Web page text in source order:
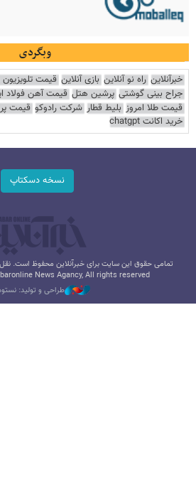
وبگردی
خبرآنلاین راه نو آنلاین بازی آنلاین قیمت
جراح بینی گوشتی پرشین هتل قیمت آهن فولاد
قیمت طلا امروز بلیط قطار شرکت رادوکو قیمت
خرید اکانت chatgpt
نسخه دسکتاپ
تمامی حقوق این سایت برای خبرآنلاین محفوظ است. نقل
News Agancy, All rights reserved
طراحی و تولید: